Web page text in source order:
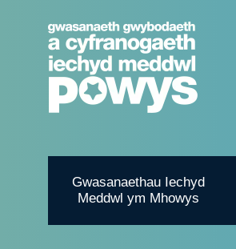
Gwasanaethau Iechyd
Meddwl ym Mhowys